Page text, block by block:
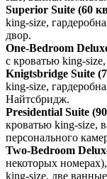
Superior Suite (60
king-size,
двор.
One-Bedroom
с кроватью king-
Knigtsbridge Suite
king-size,
Найтсбридж.
Presidential Suite
кроватью king-size,
персонального
Two-Bedroom
некоторых
king-size, две